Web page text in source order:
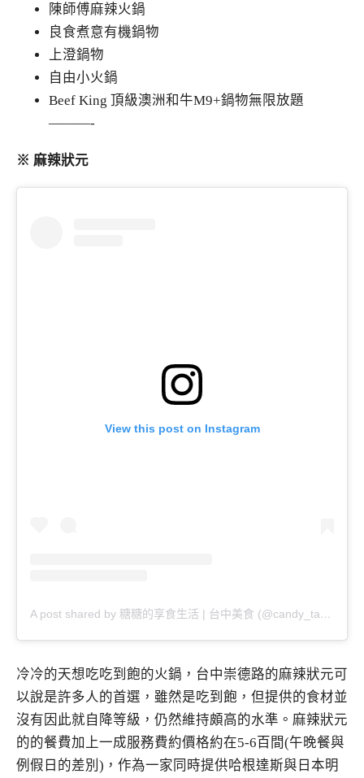
陳師傅麻辣火鍋
良食煮意有機鍋物
上澄鍋物
自由小火鍋
Beef King 頂級澳洲和牛M9+鍋物無限放題
———-
※ 麻辣狀元
View this post on Instagram
A post shared by 糖糖的享食生活 | 台中美食 (@candy_tastylife)
冷冷的天想吃吃到飽的火鍋，台中崇德路的麻辣狀元可
以說是許多人的首選，雖然是吃到飽，但提供的食材並
沒有因此就自降等級，仍然維持頗高的水準。麻辣狀元
的的餐費加上一成服務費約價格約在5-6百間(午晚餐與
例假日的差別)，作為一家同時提供哈根達斯與日本明